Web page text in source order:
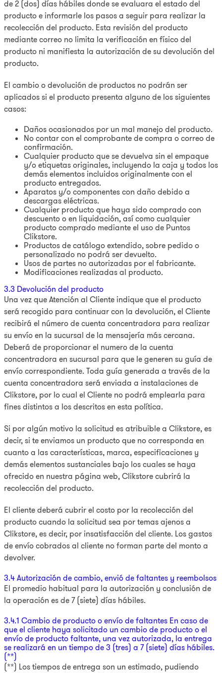
de 2 (dos) días hábiles donde se evaluara el estado del
producto e informarle los pasos a seguir para realizar la
recolección del producto. Esta revisión del producto
mediante correo no limita la verificación en físico del
producto ni manifiesta la autorización de su devolución del
producto.
El cambio o devolución de productos no podrán ser
aplicados si el producto presenta alguno de los siguientes
casos:
Daños ocasionados por un mal manejo del producto.
No contar con el comprobante de compra o correo de
confirmación.
Cualquier producto que se devuelva sin el empaque
y/o etiquetas originales, incluyendo la caja y todos los
demás elementos incluidos originalmente con el
producto entregados.
Aparatos y/o componentes con daño debido a
descargas eléctricas.
Cualquier producto que haya sido comprado con
descuento o en liquidación, así como cualquier
producto comprado mediante el uso de Puntos
Clikstore.
Productos de catálogo extendido, sobre pedido o
personalizado no podrá ser devuelto.
Usos de partes no autorizadas por el fabricante.
Modificaciones realizadas al producto.
3.3 Devolución del producto
Una vez que Atención al Cliente indique que el producto
será recogido para continuar con la devolución, el Cliente
recibirá el número de cuenta concentradora para realizar
su envío en la sucursal de la mensajería más cercana.
Deberá de proporcionar el numero de la cuenta
concentradora en sucursal para que le generen su guía de
envío correspondiente. Toda guía generada a través de la
cuenta concentradora será enviada a instalaciones de
Clikstore, por lo cual el Cliente no podrá emplearla para
fines distintos a los descritos en esta política.
Si por algún motivo la solicitud es atribuible a Clikstore, es
decir, si te enviamos un producto que no corresponda en
cuanto a las características, marca, especificaciones y
demás elementos sustanciales bajo los cuales se haya
ofrecido en nuestra página web, Clikstore cubrirá la
recolección del producto.
El cliente deberá cubrir el costo por la recolección del
producto cuando la solicitud sea por temas ajenos a
Clikstore, es decir, por insatisfacción del cliente. Los gastos
de envío cobrados al cliente no forman parte del monto a
devolver.
3.4 Autorización de cambio, envió de faltantes y reembolsos
El promedio habitual para la autorización y conclusión de
la operación es de 7 (siete) días hábiles.
3.4.1 Cambio de producto o envío de faltantes En caso de
que el cliente haya solicitado un cambio de producto o el
envío de producto faltante, una vez autorizada, la entrega
se realizará en un tiempo de 3 (tres) a 7 (siete) días hábiles.
(**)
(**) Los tiempos de entrega son un estimado, pudiendo